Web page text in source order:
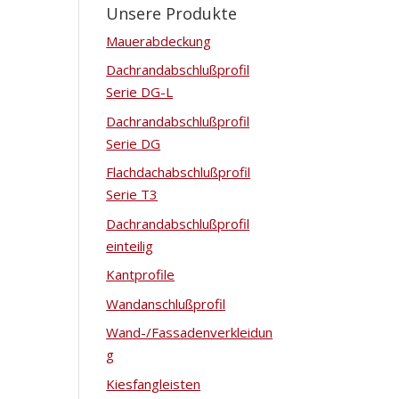
Unsere Produkte
Mauerabdeckung
Dachrandabschlußprofil
Serie DG-L
Dachrandabschlußprofil
Serie DG
Flachdachabschlußprofil
Serie T3
Dachrandabschlußprofil
einteilig
Kantprofile
Wandanschlußprofil
Wand-/Fassadenverkleidun
g
Kiesfangleisten